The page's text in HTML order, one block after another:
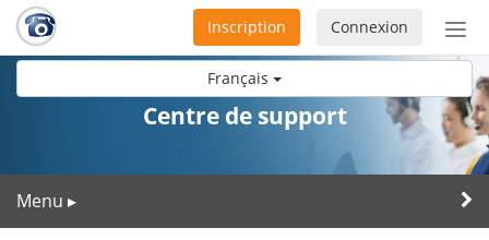
Français
ou
la
Connexion
Inscription
Centre de support
Menu ▸